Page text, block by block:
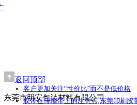
客户更加关注“性价比”而不是低价格
胶带在传输带上的注意点,东莞印刷胶
返回顶部
东莞市明安包装材料有限公司